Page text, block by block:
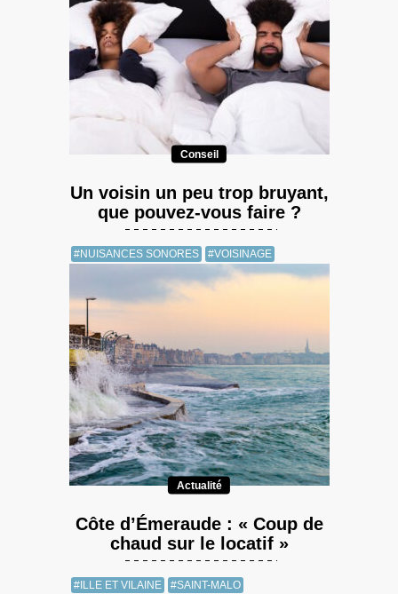
Conseil
Un voisin un peu trop bruyant,
que pouvez-vous faire ?
#NUISANCES SONORES #VOISINAGE
Actualité
Côte d’Émeraude : « Coup de
chaud sur le locatif »
#ILLE ET VILAINE #SAINT-MALO